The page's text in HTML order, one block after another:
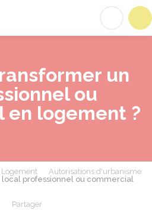
un
ou
en logement ?
Logement
Autorisations d'urbanisme
professionnel ou commercial
Partager